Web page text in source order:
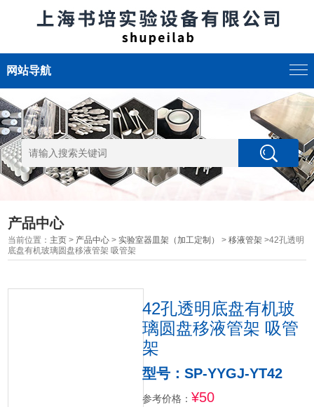
网站导航
产品中心
当前位置： 主页 > 产品中心 >实验室器皿架（加工定制） >移液管架 >42孔透明
底盘有机玻璃圆盘移液管架 吸管架
42孔透明底盘有机玻
璃圆盘移液管架 吸管
架
型号：SP-YYGJ-YT42
参考价格： ¥50